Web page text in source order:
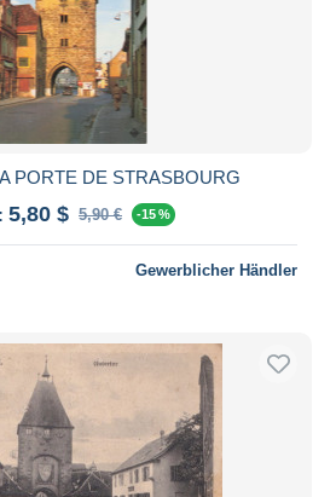
PORTE DE STRASBOURG
5,80 $ 5,90 € -15 %
Gewerblicher Händler